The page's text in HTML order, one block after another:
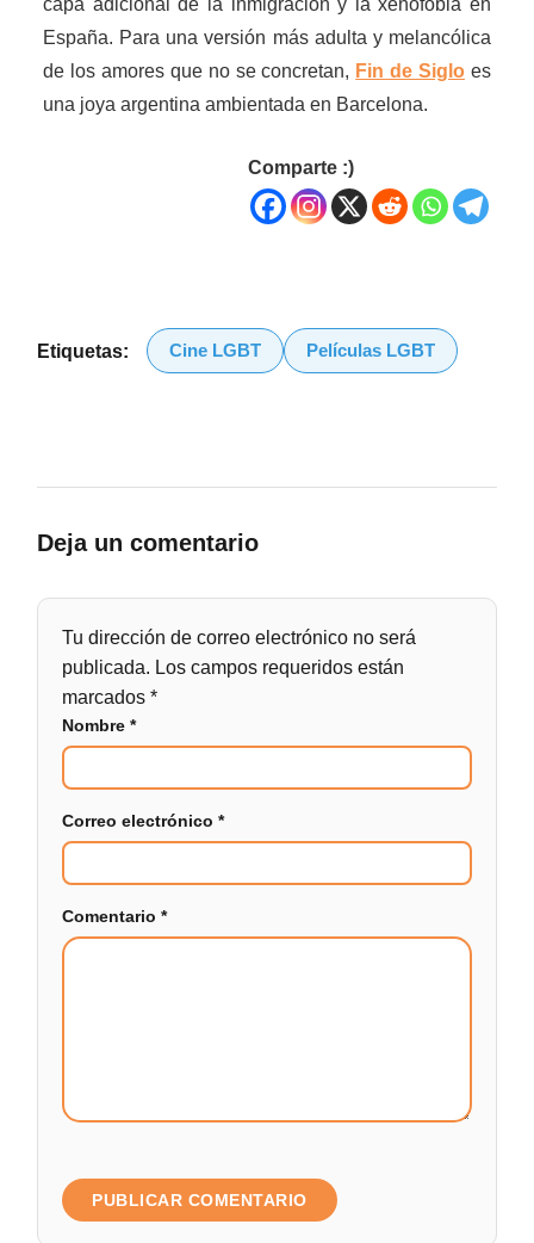
capa adicional de la inmigración y la xenofobia en
España. Para una versión más adulta y melancólica
de los amores que no se concretan, Fin de Sigloes
una joya argentina ambientada en Barcelona.
Comparte :)
Etiquetas: Cine LGBT Películas LGBT
Deja un comentario
Tu dirección de correo electrónico no será
publicada. Los campos requeridos están
marcados*
Nombre*
Correo electrónico*
Comentario*